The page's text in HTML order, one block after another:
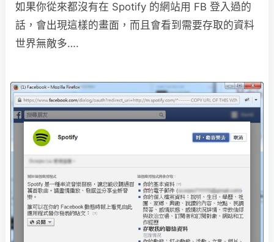
如果你從來都沒有在 Spotify 的網站用 FB 登入過的
話，會出現這樣的畫面，而且會看到需要存取的資料
世界無敵多….